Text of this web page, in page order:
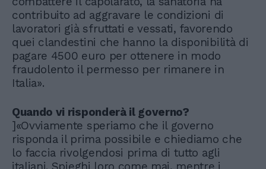
contribuito ad aggravare le condizioni di
lavoratori già sfruttati e vessati, favorendo
quei clandestini che hanno la disponibilità di
pagare 4500 euro per ottenere in modo
fraudolento il permesso per rimanere in
Italia».
Quando vi risponderà il governo?
]«Ovviamente speriamo che il governo
risponda il prima possibile e chiediamo che
lo faccia rivolgendosi prima di tutto agli